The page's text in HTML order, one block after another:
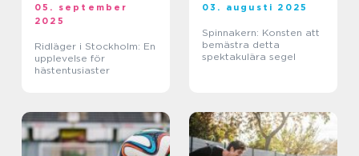
05. september
2025
Ridläger i Stockholm: En
upplevelse för
hästentusiaster
03. augusti 2025
Spinnakern: Konsten att
bemästra detta
spektakulära segel